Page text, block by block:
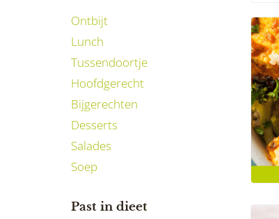
Ontbijt
Lunch
Tussendoortje
Hoofdgerecht
Bijgerechten
Desserts
Salades
Soep
Past in dieet